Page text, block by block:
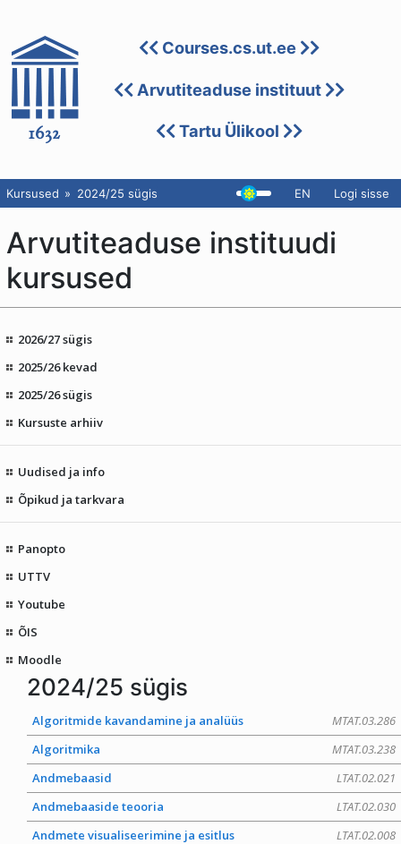
Courses.cs.ut.ee
Arvutiteaduse instituut
Tartu Ülikool
Kursused 2024/25 sügis EN Logi sisse
Arvutiteaduse instituudi
kursused
2026/27 sügis
2025/26 kevad
2025/26 sügis
Kursuste arhiiv
Uudised ja info
Õpikud ja tarkvara
Panopto
UTTV
Youtube
ÕIS
Moodle
2024/25 sügis
MTAT.03.286
Algoritmide kavandamine ja analüüs
MTAT.03.238
Algoritmika
LTAT.02.021
Andmebaasid
LTAT.02.030
Andmebaaside teooria
LTAT.02.008
Andmete visualiseerimine ja esitlus